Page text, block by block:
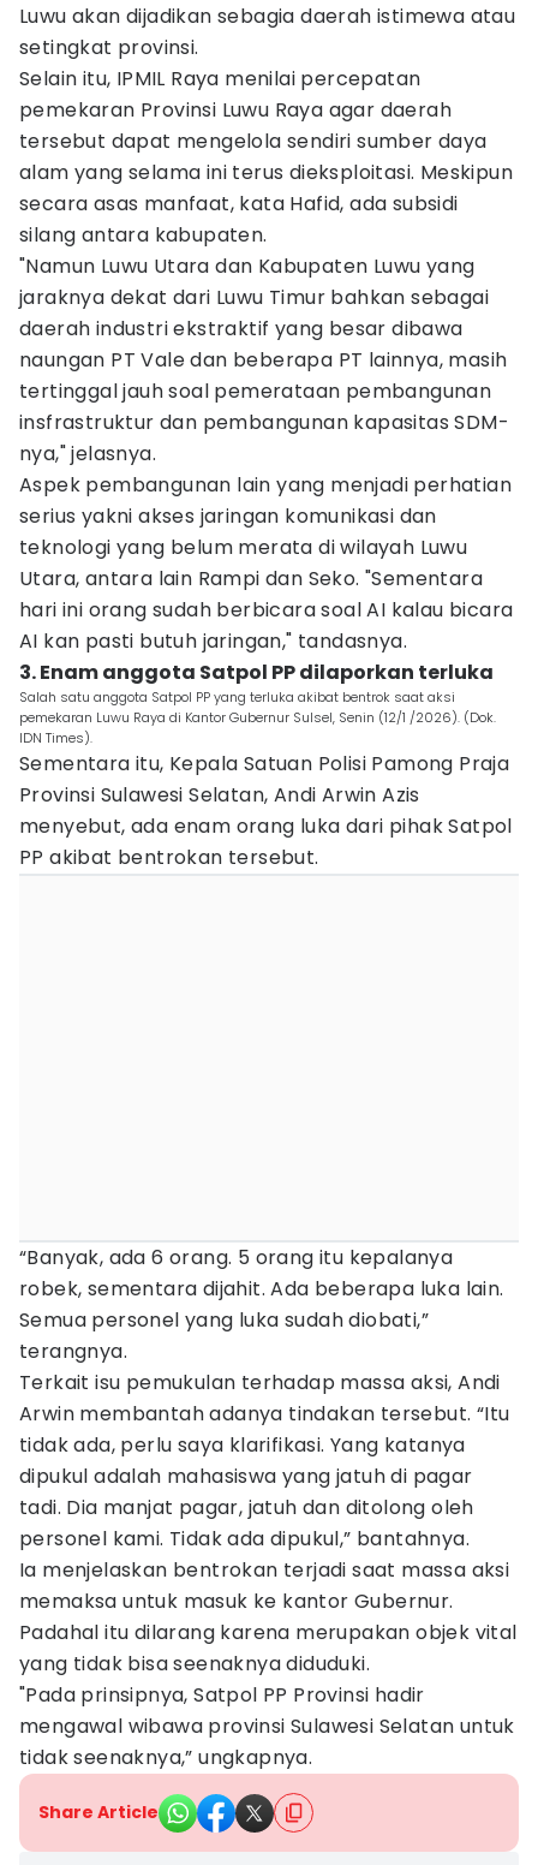
Luwu akan dijadikan sebagia daerah istimewa atau
setingkat provinsi.
Selain itu, IPMIL Raya menilai percepatan
pemekaran Provinsi Luwu Raya agar daerah
tersebut dapat mengelola sendiri sumber daya
alam yang selama ini terus dieksploitasi. Meskipun
secara asas manfaat, kata Hafid, ada subsidi
silang antara kabupaten.
"Namun Luwu Utara dan Kabupaten Luwu yang
jaraknya dekat dari Luwu Timur bahkan sebagai
daerah industri ekstraktif yang besar dibawa
naungan PT Vale dan beberapa PT lainnya, masih
tertinggal jauh soal pemerataan pembangunan
insfrastruktur dan pembangunan kapasitas SDM-
nya," jelasnya.
Aspek pembangunan lain yang menjadi perhatian
serius yakni akses jaringan komunikasi dan
teknologi yang belum merata di wilayah Luwu
Utara, antara lain Rampi dan Seko. "Sementara
hari ini orang sudah berbicara soal AI kalau bicara
AI kan pasti butuh jaringan," tandasnya.
3. Enam anggota Satpol PP dilaporkan terluka
Salah satu anggota Satpol PP yang terluka akibat bentrok saat aksi
pemekaran Luwu Raya di Kantor Gubernur Sulsel, Senin (12/1 /2026). (Dok.
IDN Times).
Sementara itu, Kepala Satuan Polisi Pamong Praja
Provinsi Sulawesi Selatan, Andi Arwin Azis
menyebut, ada enam orang luka dari pihak Satpol
PP akibat bentrokan tersebut.
“Banyak, ada 6 orang. 5 orang itu kepalanya
robek, sementara dijahit. Ada beberapa luka lain.
Semua personel yang luka sudah diobati,”
terangnya.
Terkait isu pemukulan terhadap massa aksi, Andi
Arwin membantah adanya tindakan tersebut. “Itu
tidak ada, perlu saya klarifikasi. Yang katanya
dipukul adalah mahasiswa yang jatuh di pagar
tadi. Dia manjat pagar, jatuh dan ditolong oleh
personel kami. Tidak ada dipukul,” bantahnya.
Ia menjelaskan bentrokan terjadi saat massa aksi
memaksa untuk masuk ke kantor Gubernur.
Padahal itu dilarang karena merupakan objek vital
yang tidak bisa seenaknya diduduki.
"Pada prinsipnya, Satpol PP Provinsi hadir
mengawal wibawa provinsi Sulawesi Selatan untuk
tidak seenaknya,” ungkapnya.
Share Article